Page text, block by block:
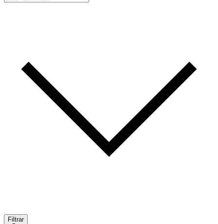
Filtrar